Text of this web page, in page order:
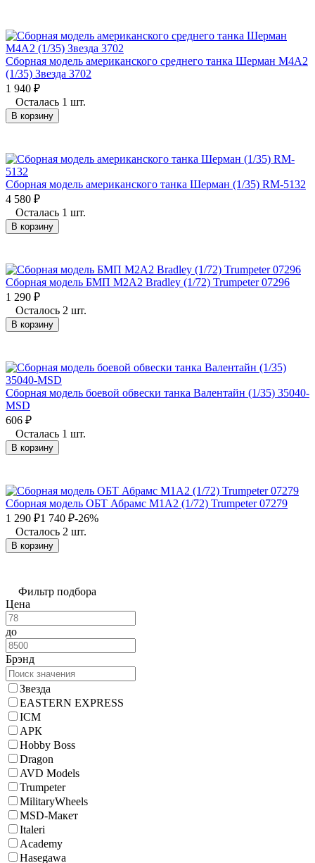
Сборная модель американского среднего танка Шерман М4А2
(1/35) Звезда 3702
1 940 ₽
Осталась 1 шт.
В корзину
Сборная модель американского танка Шерман (1/35) RM-5132
4 580 ₽
Осталась 1 шт.
В корзину
Сборная модель БМП М2А2 Bradley (1/72) Trumpeter 07296
1 290 ₽
Осталось 2 шт.
В корзину
Сборная модель боевой обвески танка Валентайн (1/35) 35040-
MSD
606 ₽
Осталась 1 шт.
В корзину
Сборная модель ОБТ Абрамс М1А2 (1/72) Trumpeter 07279
1 290 ₽1 740 ₽-26%
Осталось 2 шт.
В корзину
Фильтр подбора
Цена
до
Брэнд
Звезда
EASTERN EXPRESS
ICM
АРК
Hobby Boss
Dragon
AVD Models
Trumpeter
MilitaryWheels
MSD-Макет
Italeri
Academy
Hasegawa